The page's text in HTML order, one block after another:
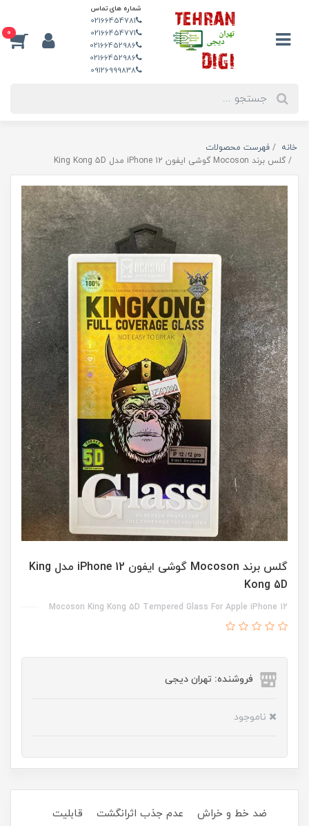
شماره های تماس
02166454781
02166454771
02166452986
02166452986
09126999838
0
خانه
فهرست محصولات
گلس برند Mocoson گوشی ایفون iPhone 12 مدل King Kong 5D
گلس برند Mocoson گوشی ایفون iPhone 12 مدل King
Kong 5D
Mocoson King Kong 5D Tempered Glass For Apple iPhone 12
فروشنده: تهران دیجی
ناموجود
ضد خط و خراش عدم جذب اثرانگشت قابلیت